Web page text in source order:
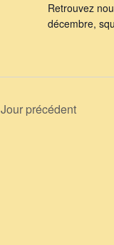
Retrouvez
décembre,
Jour précédent